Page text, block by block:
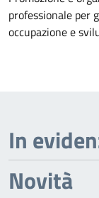
professionale per
occupazione e
In
Novità